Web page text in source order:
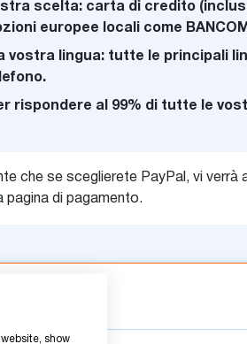
scelta: carta di credito
europee locali come
vostra lingua: tutte le principali
rispondere al 99% di tutte le
che se sceglierete PayPal, vi
pagina di pagamento.
show